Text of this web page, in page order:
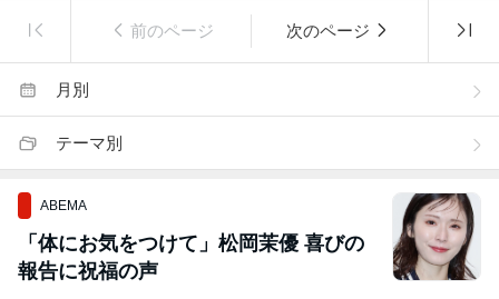
前のページ 次のページ
月別
テーマ別
ABEMA
「体にお気をつけて」松岡茉優 喜びの
報告に祝福の声